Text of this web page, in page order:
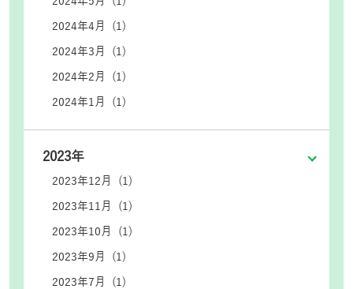
2024年4月 (1)
2024年3月 (1)
2024年2月 (1)
2024年1月 (1)
2023年
2023年12月 (1)
2023年11月 (1)
2023年10月 (1)
2023年9月 (1)
2023年7月 (1)